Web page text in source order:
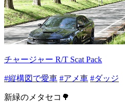
チャージャー R/T Scat Pack
#縦構図で愛車 #アメ車 #ダッジ
新緑のメタセコ🌳